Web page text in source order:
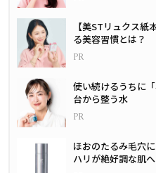
【美STリュクス
る美容習慣とは？
使い続けるうちに
台から整う水
ほおのたるみ毛穴
ハリが絶好調な肌へ